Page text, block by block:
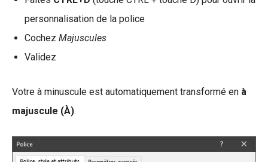
personnalisation de la police
Cochez Majuscules
Validez
Votre à minuscule est automatiquement transformé en à
majuscule (À).